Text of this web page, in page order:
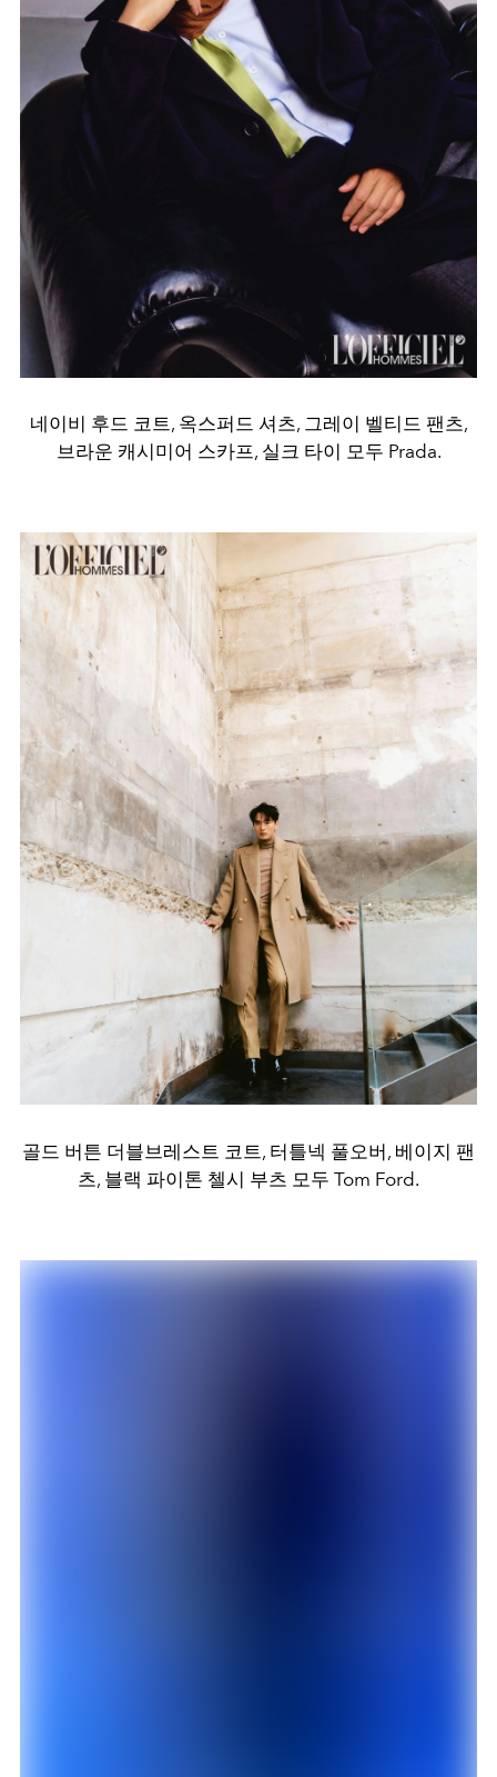
네이비 후드 코트, 옥스퍼드 셔츠, 그레이 벨티드 팬츠,
브라운 캐시미어 스카프, 실크 타이 모두 Prada.
골드 버튼 더블브레스트 코트, 터틀넥 풀오버, 베이지 팬
츠, 블랙 파이톤 첼시 부츠 모두 Tom Ford.